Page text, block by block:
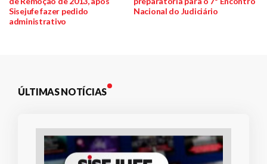
de
Post
Sisejufe fazer pedido
administrativo
Nacional do Judiciário
ÚLTIMAS NOTÍCIAS